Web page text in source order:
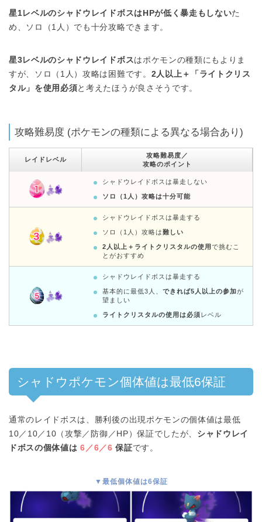
星1レベルのシャドウレイドボスはHPが低く暴走もしないた
め、ソロ（1人）でも十分攻略できます。
星3レベルのシャドウレイドボスはポケモンの種類にもよりま
すが、ソロ（1人）攻略は困難です。 2人以上＋「ライトクリス
タル」を使用必須と考えたほうが良さそうです。
攻略難易度 (ポケモンの種類による異なる場合あり)
レイドレベル
攻略難易度／
攻略のポイント
シャドウレイドボスは暴走しない
ソロ（1人）攻略は十分可能
シャドウレイドボスは暴走する
ソロ（1人）攻略は難しい
2人以上＋ライトクリスタルの使用 で挑むこ
とがおすすめ
シャドウレイドボスは暴走する
基本的に最低3人、 できれば5人以上の参加が
望ましい
ライトクリスタルの使用は必須レベル
シャドウポケモン個体値は最低6保証
通常のレイドボスは、勝利後の出現ポケモンの個体値は最低
10／10／10（攻撃／防御／HP）保証でしたが、 シャドウレイ
ドボスの個体値は 6／6／6 保証です。
▼最低個体値は6保証